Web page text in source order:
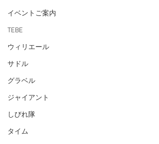
イベントご案内
TEBE
ウィリエール
サドル
グラベル
ジャイアント
しびれ隊
タイム